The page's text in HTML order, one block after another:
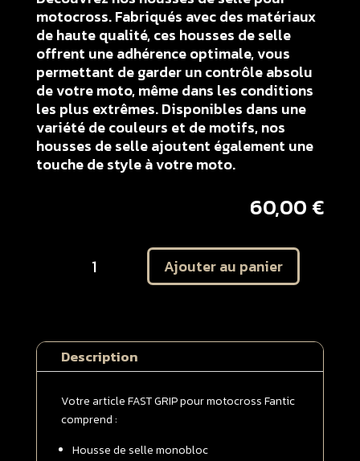
motocross. Fabriqués avec des matériaux
de haute qualité, ces housses de selle
offrent une adhérence optimale, vous
permettant de garder un contrôle absolu
de votre moto, même dans les conditions
les plus extrêmes. Disponibles dans une
variété de couleurs et de motifs, nos
housses de selle ajoutent également une
touche de style à votre moto.
60,00 €
monobloc
FANTIC
250
XXF
2021
>
Ajouter au panier
Description
Votre article FAST GRIP pour motocross Fantic
comprend :
Housse de selle monobloc